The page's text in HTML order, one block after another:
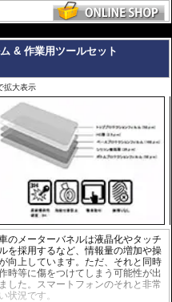
ンダーのデザインは多少異なりま
& 作業用ツールセット
拡大表示
のメーターバネルは液晶化やタッチ
を採用するなど、情報量の増加や操
向上しています。ただ、それと同時
時等に傷をつけてしまう可能性が出
した。スマートフォンのそれと非常
状況です。